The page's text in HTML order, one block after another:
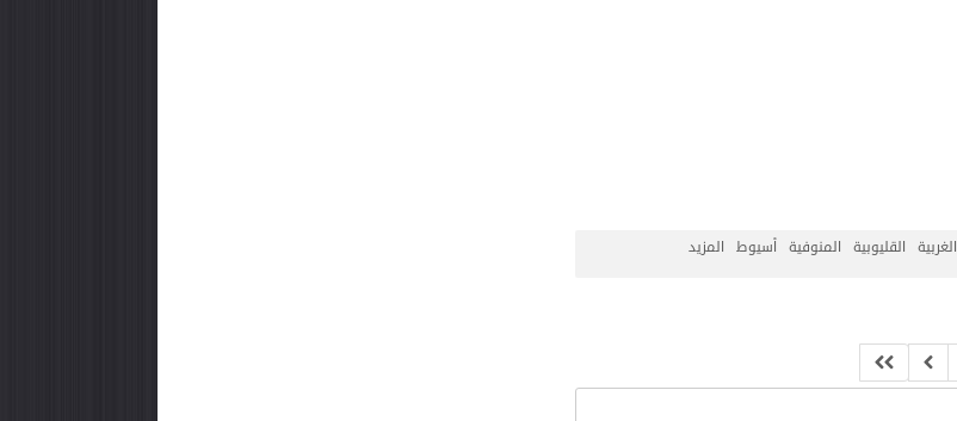
الغربية القليوبية المنوفية أسيوط المزيد